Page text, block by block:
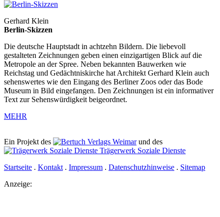
Gerhard Klein
Berlin-Skizzen
Die deutsche Hauptstadt in achtzehn Bildern. Die liebevoll
gestalteten Zeichnungen geben einen einzigartigen Blick auf die
Metropole an der Spree. Neben bekannten Bauwerken wie
Reichstag und Gedächtniskirche hat Architekt Gerhard Klein auch
sehenswertes wie den Eingang des Berliner Zoos oder das Bode
Museum in Bild eingefangen. Den Zeichnungen ist ein informativer
Text zur Sehenswürdigkeit beigeordnet.
MEHR
Ein Projekt des Verlags Weimarund des
Trägerwerk Soziale Dienste
Startseite . Kontakt . Impressum . Datenschutzhinweise . Sitemap
Anzeige: